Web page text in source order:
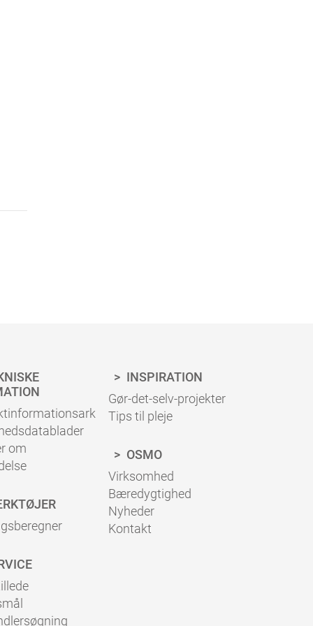
om
INSPIRATION
Gør-det-selv-projekter
Tips til pleje
OSMO
Virksomhed
Bæredygtighed
Nyheder
Kontakt